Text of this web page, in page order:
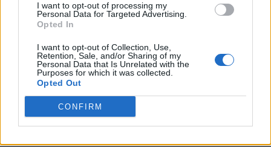
I want to opt-out of processing my
Personal Data for Targeted Advertising.
Opted In
I want to opt-out of Collection, Use,
Retention, Sale, and/or Sharing of my
Personal Data that Is Unrelated with the
Purposes for which it was collected.
Opted Out
CONFIRM
27 quai Branly
75007 PARIS
Valet parking
Restaurant Les Ombres – Musée du Quai
Branly – Paris | lesombres-restaurant.com